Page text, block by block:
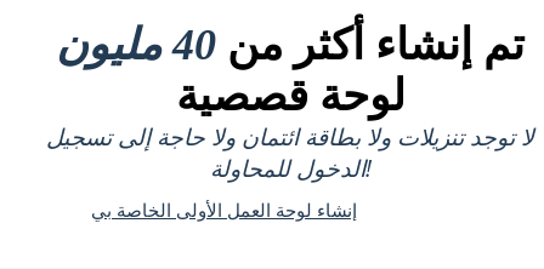
تم إنشاء أكثر من 40 مليون
لوحة قصصية
لا توجد تنزيلات ولا بطاقة ائتمان ولا حاجة إلى تسجيل
الدخول للمحاولة!
إنشاء لوحة العمل الأولى الخاصة بي